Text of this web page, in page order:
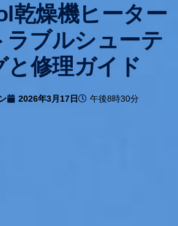
乾燥機ヒーター
ラブルシューテ
と修理ガイド
2026年3月17日 午後8時30分